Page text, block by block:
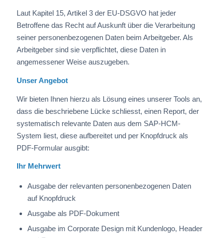
Laut Kapitel 15, Artikel 3 der EU-DSGVO hat jeder
Betroffene das Recht auf Auskunft über die Verarbeitung
seiner personenbezogenen Daten beim Arbeitgeber. Als
Arbeitgeber sind sie verpflichtet, diese Daten in
angemessener Weise auszugeben.
Unser Angebot
Wir bieten Ihnen hierzu als Lösung eines unserer Tools an,
dass die beschriebene Lücke schliesst, einen Report, der
systematisch relevante Daten aus dem SAP-HCM-
System liest, diese aufbereitet und per Knopfdruck als
PDF-Formular ausgibt:
Ihr Mehrwert
Ausgabe der relevanten personenbezogenen Daten
auf Knopfdruck
Ausgabe als PDF-Dokument
Ausgabe im Corporate Design mit Kundenlogo, Header